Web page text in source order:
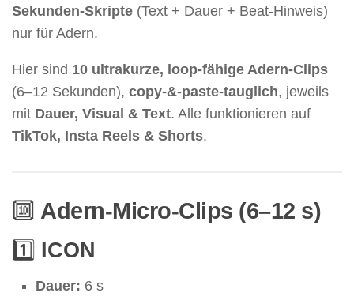
Sekunden-Skripte (Text + Dauer + Beat-Hinweis)
nur für Adern.
Hier sind 10 ultrakurze, loop-fähige Adern-Clips
(6–12 Sekunden), copy-&-paste-tauglich, jeweils
mit Dauer, Visual & Text. Alle funktionieren auf
TikTok, Insta Reels & Shorts.
🔟 Adern-Micro-Clips (6–12 s)
1️⃣ ICON
Dauer: 6 s